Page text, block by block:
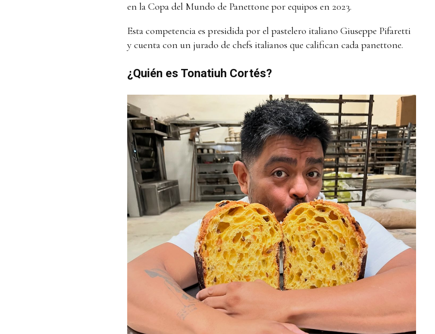
en la Copa del Mundo de Panettone por equipos en 2023.
Esta competencia es presidida por el pastelero italiano Giuseppe Pifaretti
y cuenta con un jurado de chefs italianos que califican cada panettone.
¿Quién es Tonatiuh Cortés?